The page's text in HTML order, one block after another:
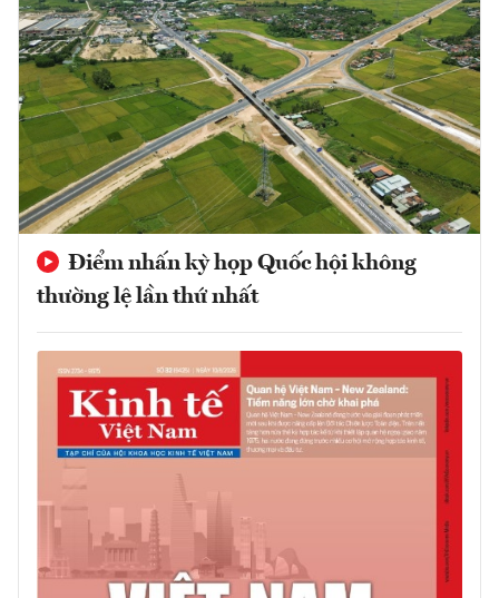
Điểm nhấn kỳ họp Quốc hội không
thường lệ lần thứ nhất